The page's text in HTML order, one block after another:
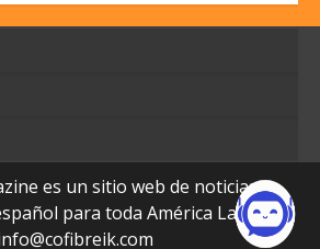
es un sitio web de noticias y
para toda América Latina.